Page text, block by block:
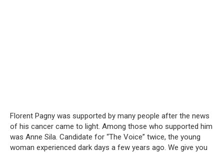
Florent Pagny was supported by many people after the news
of his cancer came to light. Among those who supported him
was Anne Sila. Candidate for “The Voice” twice, the young
woman experienced dark days a few years ago. We give you